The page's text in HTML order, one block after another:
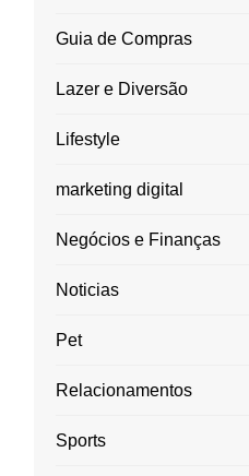
Guia de Compras
Lazer e Diversão
Lifestyle
marketing digital
Negócios e Finanças
Noticias
Pet
Relacionamentos
Sports